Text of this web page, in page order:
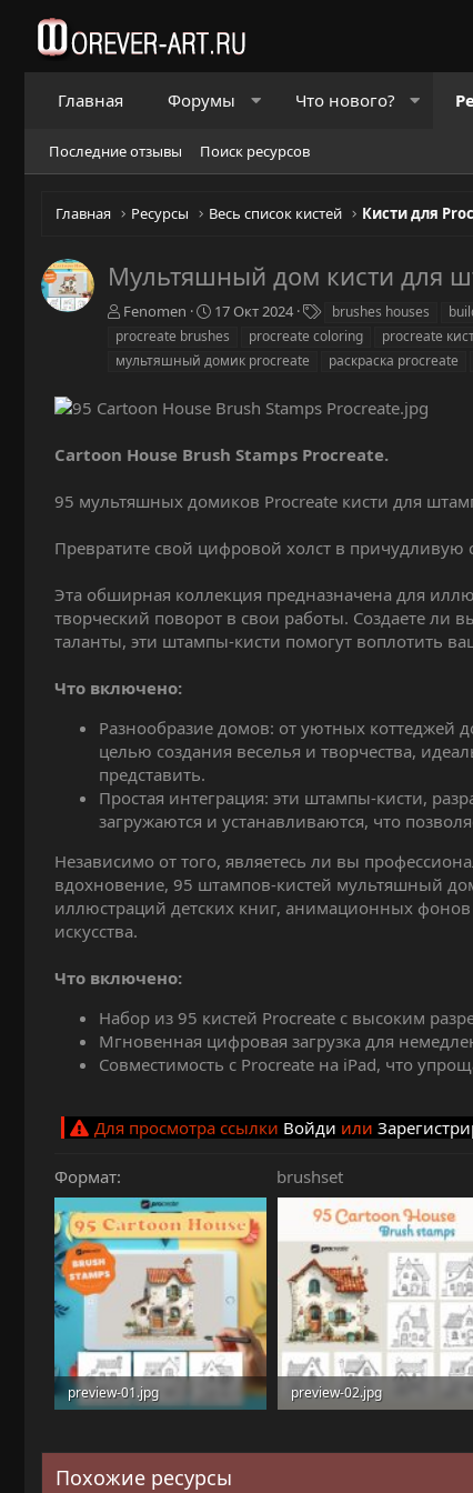
Главная Форумы Что нового?
Последние отзывы Поиск ресурсов
Главная Ресурсы Весь список кистей Кисти для
Мультяшный дом кисти для
А
в
о
Fenomen
Д
а
а
о
д
и
17 Окт 2024
е
и
brushes houses
procreate brushes
procreate coloring procreate
мультяшный домик procreate
раскраска procreate
Cartoon House Brush Stamps Procreate.
95 мультяшных домиков Procreate кисти для
Превратите свой цифровой холст в
Эта обширная коллекция предназначена для
творческий поворот в свои работы. Создаете ли
таланты, эти штампы-кисти помогут воплотить
Что включено:
Разнообразие домов: от уютных
целью создания веселья и творчества,
представить.
Простая интеграция: эти штампы-кисти,
загружаются и устанавливаются, что
Независимо от того, являетесь ли вы
вдохновение, 95 штампов-кистей мультяшный
иллюстраций детских книг, анимационных фонов
искусства.
Что включено:
Набор из 95 кистей Procreate с высоким
Мгновенная цифровая загрузка для
Совместимость с Procreate на iPad, что
Для просмотра ссылки Войди или
Формат brushset
preview-01.jpg
preview-02.jpg
Похожие ресурсы